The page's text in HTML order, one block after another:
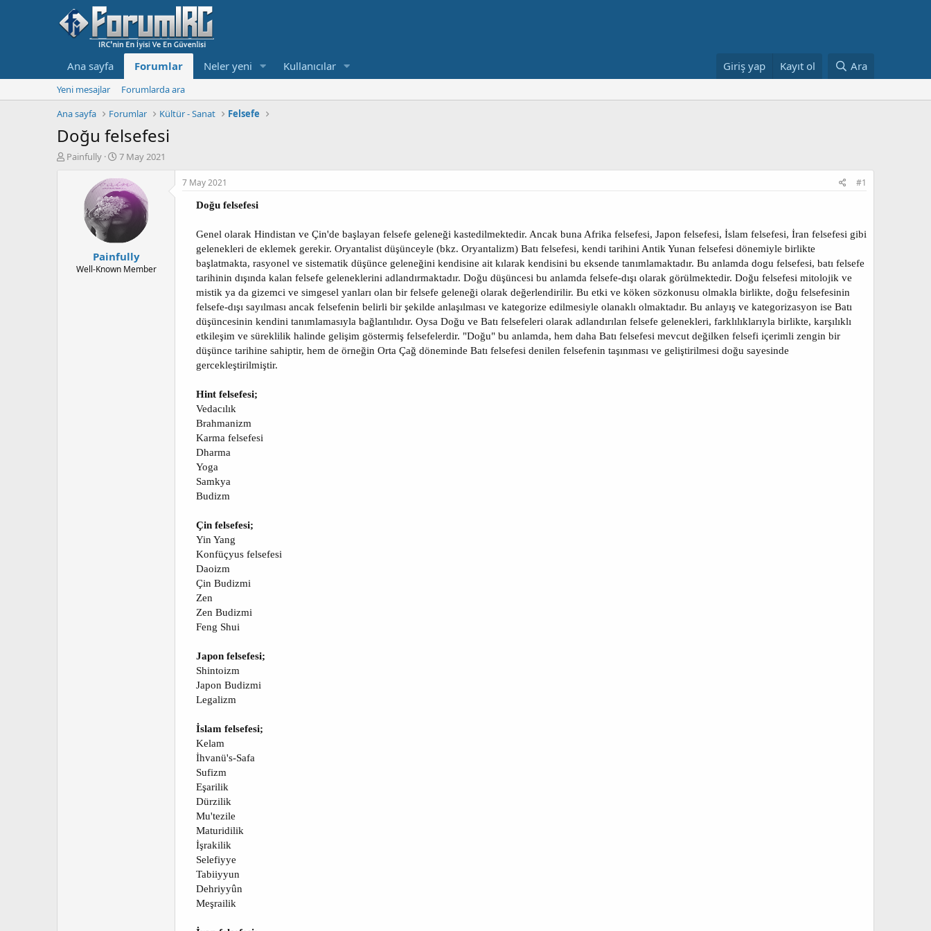
Ana sayfa Forumlar Neler yeni Kullanıcılar Giriş yap Kayıt ol Ara
Yeni mesajlar
Forumlarda ara
Ana sayfa
Forumlar Kültür - Sanat Felsefe
Doğu felsefesi
K
Painfully
B
ş
l
a
n
ı
ç
t
7 May 2021
Painfully
Well-Known Member
7 May 2021 #1
Doğu felsefesi
Genel olarak Hindistan ve Çin'de başlayan felsefe geleneği kastedilmektedir. Ancak buna Afrika felsefesi, Japon felsefesi, İslam felsefesi, İran felsefesi gibi
gelenekleri de eklemek gerekir. Oryantalist düşünceyle (bkz. Oryantalizm) Batı felsefesi, kendi tarihini Antik Yunan felsefesi dönemiyle birlikte
başlatmakta, rasyonel ve sistematik düşünce geleneğini kendisine ait kılarak kendisini bu eksende tanımlamaktadır. Bu anlamda dogu felsefesi, batı felsefe
tarihinin dışında kalan felsefe geleneklerini adlandırmaktadır. Doğu düşüncesi bu anlamda felsefe-dışı olarak görülmektedir. Doğu felsefesi mitolojik ve
mistik ya da gizemci ve simgesel yanları olan bir felsefe geleneği olarak değerlendirilir. Bu etki ve köken sözkonusu olmakla birlikte, doğu felsefesinin
felsefe-dışı sayılması ancak felsefenin belirli bir şekilde anlaşılması ve kategorize edilmesiyle olanaklı olmaktadır. Bu anlayış ve kategorizasyon ise Batı
düşüncesinin kendini tanımlamasıyla bağlantılıdır. Oysa Doğu ve Batı felsefeleri olarak adlandırılan felsefe gelenekleri, farklılıklarıyla birlikte, karşılıklı
etkileşim ve süreklilik halinde gelişim göstermiş felsefelerdir. "Doğu" bu anlamda, hem daha Batı felsefesi mevcut değilken felsefi içerimli zengin bir
düşünce tarihine sahiptir, hem de örneğin Orta Çağ döneminde Batı felsefesi denilen felsefenin taşınması ve geliştirilmesi doğu sayesinde
gercekleştirilmiştir.
Hint felsefesi;
Vedacılık
Brahmanizm
Karma felsefesi
Dharma
Yoga
Samkya
Budizm
Çin felsefesi;
Yin Yang
Konfüçyus felsefesi
Daoizm
Çin Budizmi
Zen
Zen Budizmi
Feng Shui
Japon felsefesi;
Shintoizm
Japon Budizmi
Legalizm
İslam felsefesi;
Kelam
İhvanü's-Safa
Sufizm
Eşarilik
Dürzilik
Mu'tezile
Maturidilik
İşrakilik
Selefiyye
Tabiiyyun
Dehriyyûn
Meşrailik